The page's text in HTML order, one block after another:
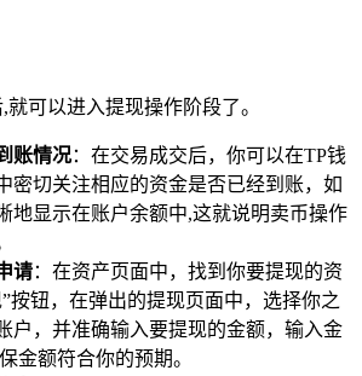
就可以进入提现操作阶段了。
账情况：在交易成交后，你可以在TP钱
密切关注相应的资金是否已经到账，如
地显示在账户余额中,这就说明卖币操作
请：在资产页面中，找到你要提现的资
按钮，在弹出的提现页面中，选择你之
户，并准确输入要提现的金额，输入金
金额符合你的预期。